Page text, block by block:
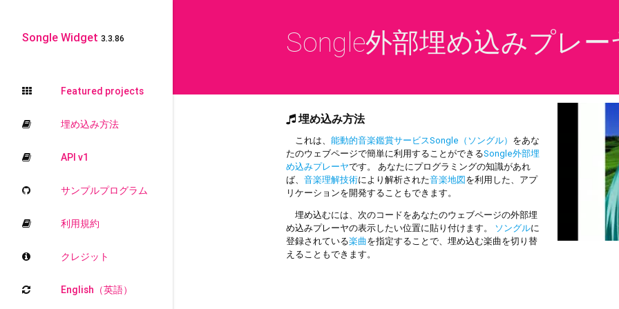
Songle Widget 3.3.86
Featured projects
埋め込み方法
API v1
サンプルプログラム
利用規約
クレジット
English（英語）
Songle外部埋め込みプレー
埋め込み方法
これは、能動的音楽鑑賞サービスSongle（ソングル） をあな
たのウェブページで簡単に利用することができるSongle外部埋
め込みプレーヤです。 あなたにプログラミングの知識があれ
ば、音楽理解技術により解析された音楽地図を利用した、アプ
リケーションを開発することもできます。
埋め込むには、次のコードをあなたのウェブページの外部埋
め込みプレーヤの表示したい位置に貼り付けます。
ソングルに
登録されている楽曲を指定することで、埋め込む楽曲を切り替
えることもできます。